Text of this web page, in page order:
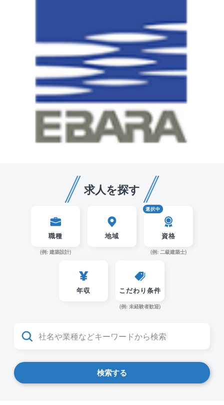
求人を探す
職種
(例: 建築設計)
地域 資格
選択中
(例: 二級建築士)
年収 こだわり条件
(例: 未経験者歓迎)
検索する